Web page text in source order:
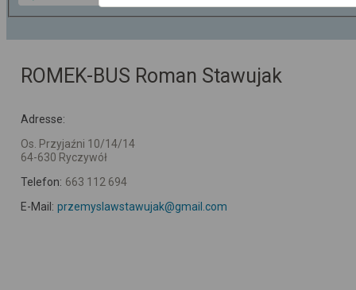
OpenStreetMap
GeoLite data by
ROMEK-BUS Roman Stawujak
Adresse:
Os. Przyjaźni 10/14/14
64-630 Ryczywół
Telefon: 663 112 694
E-Mail: przemyslawstawujak@gmail.com